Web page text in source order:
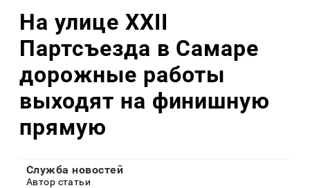
На улице XXII
Партсъезда в Самаре
дорожные работы
выходят на финишную
прямую
Служба новостей
Автор статьи